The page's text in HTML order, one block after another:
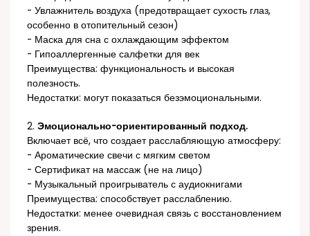
- Увлажнитель воздуха (предотвращает сухость глаз,
особенно в отопительный сезон)
- Маска для сна с охлаждающим эффектом
- Гипоаллергенные салфетки для век
Преимущества: функциональность и высокая
полезность.
Недостатки: могут показаться безэмоциональными.
2.Эмоционально-ориентированный подход.
Включает всё, что создает расслабляющую атмосферу:
- Ароматические свечи с мягким светом
- Сертификат на массаж (не на лицо)
- Музыкальный проигрыватель с аудиокнигами
Преимущества: способствует расслаблению.
Недостатки: менее очевидная связь с восстановлением
зрения.